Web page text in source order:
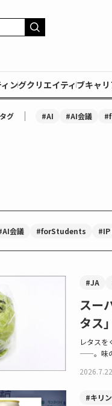
ングクリエイティブキャ
グ ｜ #AI #AI会議
会議 #forStudents
#JA
スー
タス
レタス
——。味
2026.7.22
#キリ